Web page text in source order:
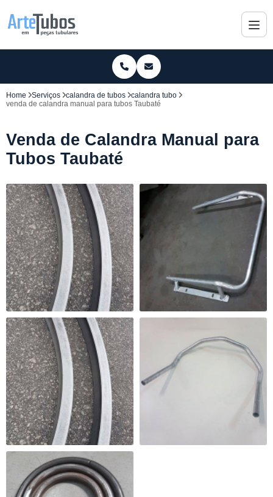
Home Serviços calandra de tubos
calandra tubo
venda de calandra manual para tubos Taubaté
Venda de Calandra Manual para
Tubos Taubaté